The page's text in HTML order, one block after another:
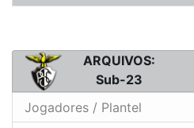
ARQUIVOS:
Sub-23
Jogadores / Plantel